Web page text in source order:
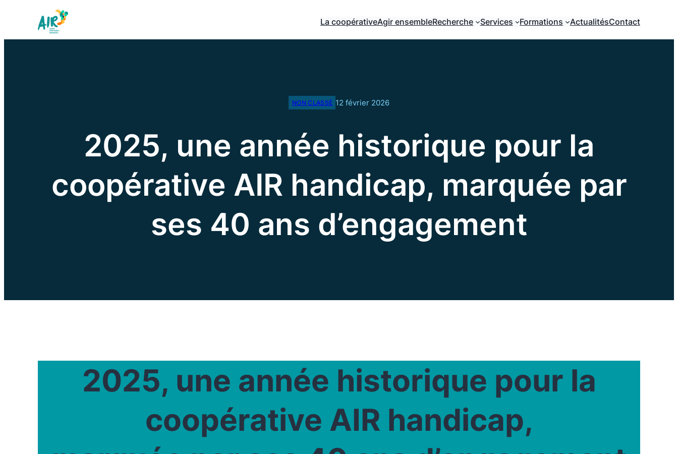
La coopérativeAgir ensembleRecherche Services Formations ActualitésContact
NON CLASSÉ 12 février 2026
2025, une année historique pour la
coopérative AIR handicap, marquée par
ses 40 ans d’engagement
2025, une année historique pour la
coopérative AIR handicap,